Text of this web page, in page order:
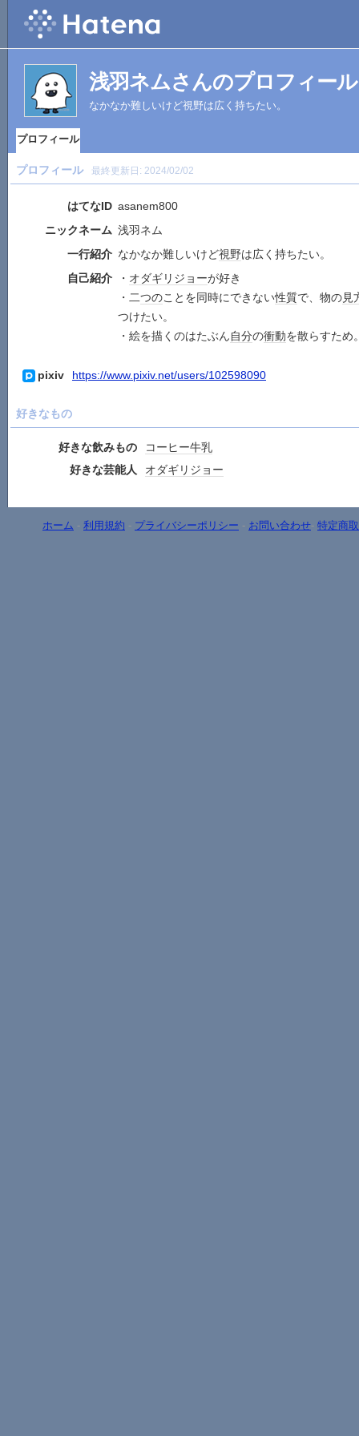
浅羽ネムさんのプロフィール
なかなか難しいけど視野は広く持ちたい。
プロフィール
プロフィール 最終更新日: 2024/02/02
はてなID asanem800
ニックネーム 浅羽ネム
一行紹介 なかなか難しいけど視野は広く持ちたい。
自己紹介
・ オダギリジョーが好き
・二つのことを同時にできない性質で、物の見
つけたい。
・絵を描くのはたぶん自分の衝動を散らすため
pixiv https://www.pixiv.net/users/102598090
好きなもの
好きな飲みもの
コーヒー牛乳
好きな芸能人
オダギリジョー
ホーム - 利用規約 - プライバシーポリシー - お問い合わせ- 特定商